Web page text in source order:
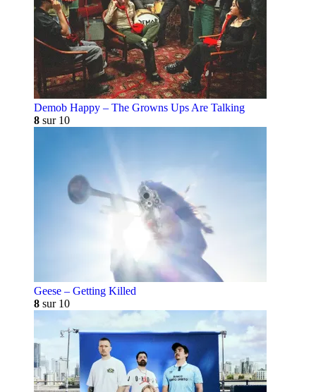
Demob Happy – The Growns Ups Are Talking
8 sur 10
Geese – Getting Killed
8 sur 10